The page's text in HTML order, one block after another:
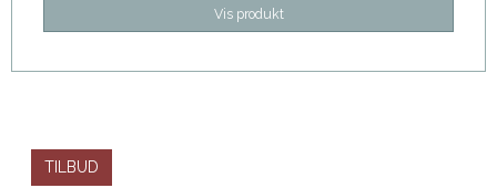
Vis produkt
TILBUD